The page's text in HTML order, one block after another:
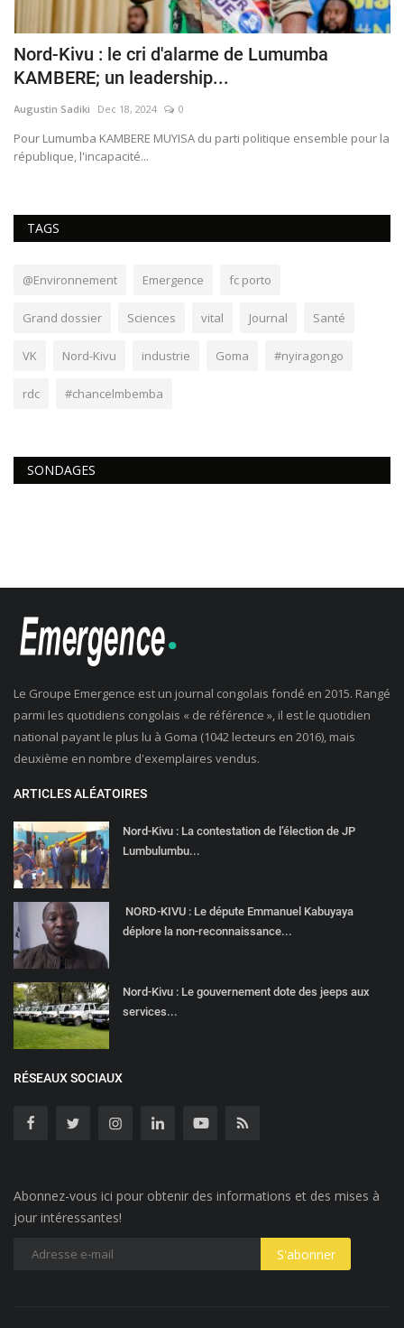
Nord-Kivu : le cri d'alarme de Lumumba
KAMBERE; un leadership...
Augustin Sadiki Dec 18, 2024 0
Pour Lumumba KAMBERE MUYISA du parti politique ensemble pour la
république, l'incapacité...
TAGS
@Environnement Emergence fc porto
Grand dossier Sciences vital Journal Santé
VK Nord-Kivu industrie Goma #nyiragongo
rdc #chancelmbemba
SONDAGES
Le Groupe Emergence est un journal congolais fondé en 2015. Rangé
parmi les quotidiens congolais « de référence », il est le quotidien
national payant le plus lu à Goma (1042 lecteurs en 2016), mais
deuxième en nombre d'exemplaires vendus.
ARTICLES ALÉATOIRES
Nord-Kivu : La contestation de l’élection de JP
Lumbulumbu...
NORD-KIVU : Le députe Emmanuel Kabuyaya
déplore la non-reconnaissance...
Nord-Kivu : Le gouvernement dote des jeeps aux
services...
RÉSEAUX SOCIAUX
Abonnez-vous ici pour obtenir des informations et des mises à
jour intéressantes!